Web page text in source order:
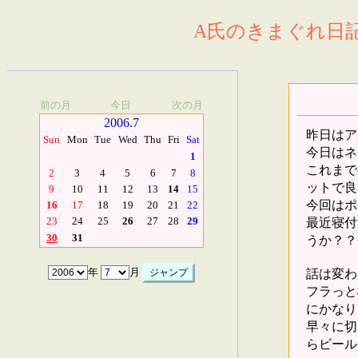
A氏のきまぐれ日
前の月 今日 次の月
2006.7
Sun Mon Tue Wed Thu Fri Sat
1
2
3 4 5 6 7
8
9
10 11 12 13 14
15
16
17 18 19 20 21
22
23
24 25 26 27 28
29
30
31
年 月
昨日は
今日は
これま
ットで
今回は
最近寝
うか？
話は変
フラっ
にかな
早々に
らビー